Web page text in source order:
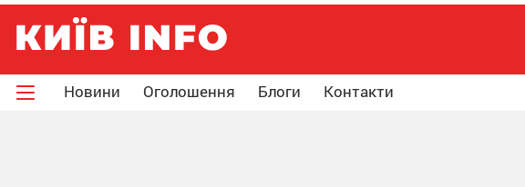
Новини Оголошення Блоги Контакти